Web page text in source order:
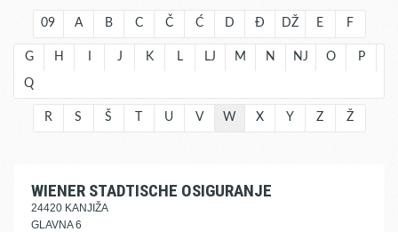
09 A B C Č Ć D Đ DŽ E F
G H J K L LJ M N NJ O P
Q
R S Š U V W X Y Z Ž
WIENER STADTISCHE OSIGURANJE
24420 KANJIŽA
GLAVNA 6